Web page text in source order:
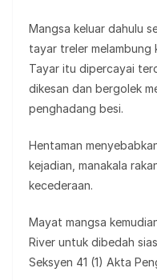
Mangsa keluar dahulu
tayar treler melambung
Tayar itu dipercayai
dikesan dan bergolek
penghadang besi.
Hentaman
kejadian, manakala
kecederaan.
Mayat mangsa
River untuk dibedah
Seksyen 41 (1) Akta